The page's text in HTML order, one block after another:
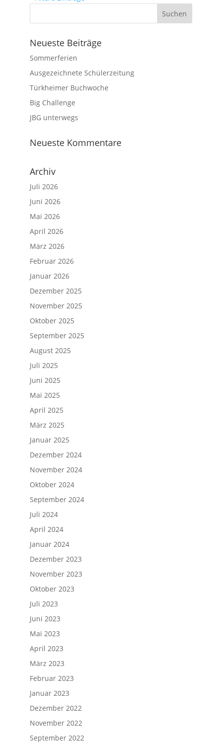
Neueste Beiträge
Sommerferien
Ausgezeichnete Schülerzeitung
Türkheimer Buchwoche
Big Challenge
JBG unterwegs
Neueste Kommentare
Archiv
Juli 2026
Juni 2026
Mai 2026
April 2026
März 2026
Februar 2026
Januar 2026
Dezember 2025
November 2025
Oktober 2025
September 2025
August 2025
Juli 2025
Juni 2025
Mai 2025
April 2025
März 2025
Januar 2025
Dezember 2024
November 2024
Oktober 2024
September 2024
Juli 2024
April 2024
Januar 2024
Dezember 2023
November 2023
Oktober 2023
Juli 2023
Juni 2023
Mai 2023
April 2023
März 2023
Februar 2023
Januar 2023
Dezember 2022
November 2022
September 2022